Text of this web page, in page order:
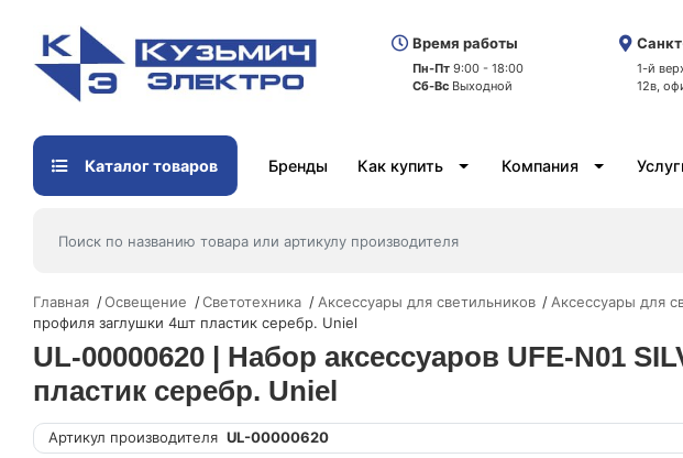
Время работы
Пн-Пт 9:00 - 18:00
Сб-Вс Выходной
1-й
12в,
Каталог товаров Бренды Как купить Компания
Главная Освещение Светотехника Аксессуары для светильников Аксессуары для
профиля заглушки 4шт пластик серебр. Uniel
UL-00000620 | Набор аксессуаров UFE-N01
пластик серебр. Uniel
Артикул производителя UL-00000620